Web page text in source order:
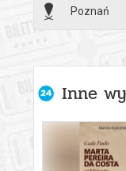
Poznań
Inne